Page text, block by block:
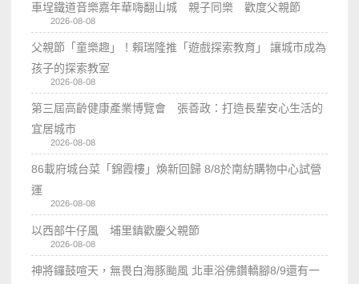
車埕鐵道音樂嘉年華嗨翻山城 親子同樂 歡度父親節
2026-08-08
父親節「童樂趣」！賴瑞隆推「遊戲探索教育」 讓城市成為
孩子的探索教室
2026-08-08
第三屆高齡健康產業博覽會 張善政：打造長輩安心生活的
宜居城市
2026-08-08
86載府城台菜「錦霞樓」煥新回歸 8/8於南紡購物中心試營
運
2026-08-08
以西部牛仔風 埔里鎮歡慶父親節
2026-08-08
神將鑼鼓喧天，無畏白海豚颱風 北車浴佛鑽轎腳8/9還有一